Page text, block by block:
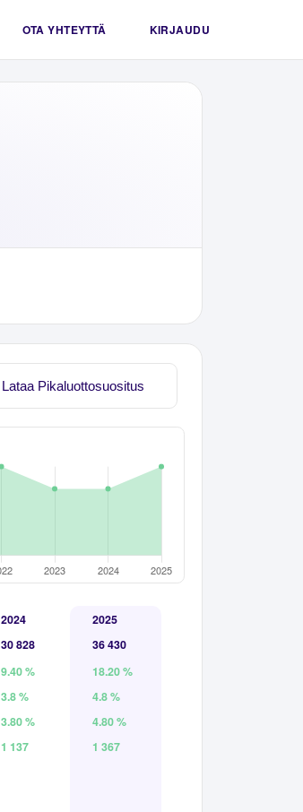
OTA YHTEYTTÄ KIRJAUDU
Lataa Pikaluottosuositus
2024
2025
30 828
36 430
9.40 %
18.20 %
3.8 %
4.8 %
3.80 %
4.80 %
1 137 1 367